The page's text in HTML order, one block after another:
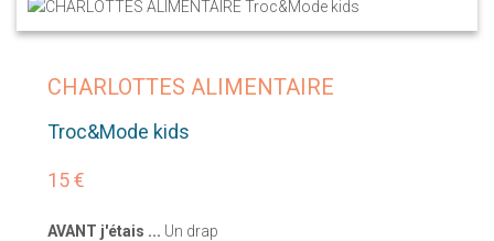
CHARLOTTES ALIMENTAIRE
Troc&Mode kids
15 €
AVANT j'étais ... Un drap